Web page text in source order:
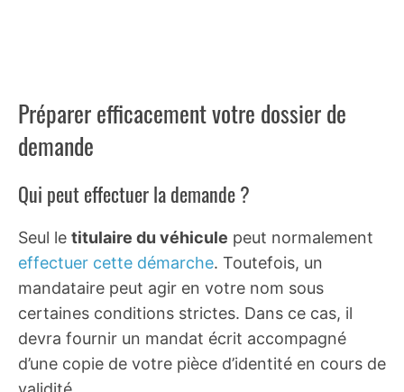
Préparer efficacement votre dossier de
demande
Qui peut effectuer la demande ?
Seul le titulaire du véhicule peut normalement
effectuer cette démarche. Toutefois, un
mandataire peut agir en votre nom sous
certaines conditions strictes. Dans ce cas, il
devra fournir un mandat écrit accompagné
d’une copie de votre pièce d’identité en cours de